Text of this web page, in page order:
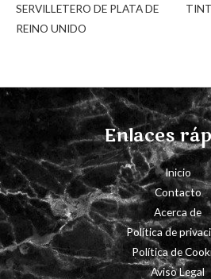
SERVILLETERO DE PLATA DE
REINO UNIDO
Enlaces
Inicio
Contacto
Acerca de
Política de
Política de
Aviso Legal